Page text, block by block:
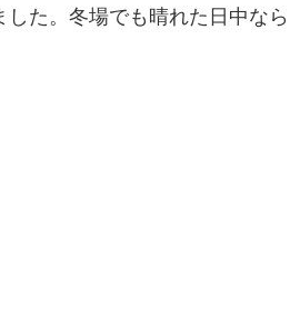
た。冬場でも晴れた日中なら